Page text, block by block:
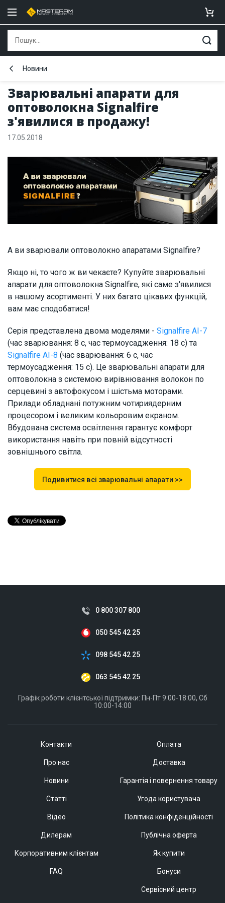
Зварювальні апарати для
оптоволокна Signalfire
з'явилися в продажу!
Новини
17.05.2018
А ви зварювали оптоволокно апаратами Signalfire?
Якщо ні, то чого ж ви чекаєте? Купуйте зварювальні
апарати для оптоволокна Signalfire, які саме з'явилися
в нашому асортименті. У них багато цікавих функцій,
вам має сподобатися!
Серія представлена двома моделями - Signalfire AI-7
(час зварювання: 8 с, час термоусадження: 18 с) та
Signalfire AI-8 (час зварювання: 6 с, час
термоусадження: 15 с). Це зварювальні апарати для
оптоволокна з системою вирівнювання волокон по
серцевині з автофокусом і шістьма моторами.
Прилади обладнані потужним чотириядерним
процесором і великим кольоровим екраном.
Вбудована система освітлення гарантує комфорт
використання навіть при повній відсутності
зовнішнього світла.
Подивитися всі зварювальні апарати >>
Контакти
Про нас
Новини
Статті
Відео
Дилерам
Корпоративним клієнтам
FAQ
Оплата
Доставка
Гарантія і повернення товару
Угода користувача
Політика конфіденційності
Публічна оферта
Як купити
Бонуси
Сервісний центр
0 800 307 800
050 545 42 25
098 545 42 25
063 545 42 25
Графік роботи клієнтської підтримки: Пн-Пт 9:00-18:00, Сб
10:00-14:00